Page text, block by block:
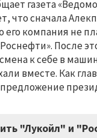
газета
что сначала
его компания не
После
к себе в
вместе. Как
"Лукойл" и